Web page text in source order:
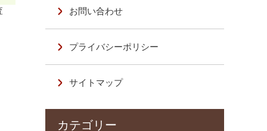
お問い合わせ
プライバシーポリシー
サイトマップ